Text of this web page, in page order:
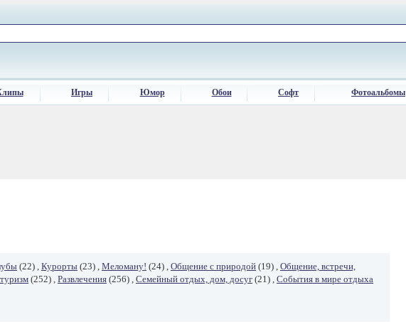
Игры Юмор Обои Софт Фотоальбомы
(22) , Курорты (23) , Меломану! (24) , Общение с природой (19) , Общение, встречи,
(252) , Развлечения (256) , Семейный отдых, дом, досуг (21) , События в мире отдыха